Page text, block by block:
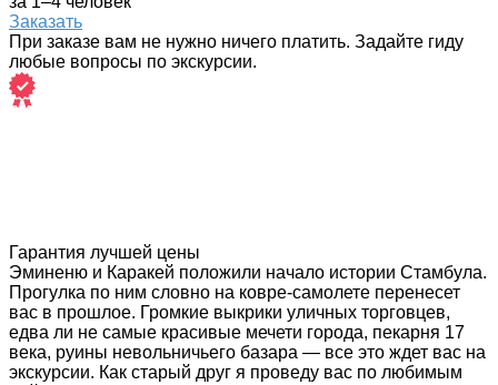
Заказать
При заказе вам не нужно ничего платить. Задайте гиду
любые вопросы по экскурсии.
Гарантия лучшей цены
Эминеню и Каракей положили начало истории Стамбула.
Прогулка по ним словно на ковре-самолете перенесет
вас в прошлое. Громкие выкрики уличных торговцев,
едва ли не самые красивые мечети города, пекарня 17
века, руины невольничьего базара — все это ждет вас на
экскурсии. Как старый друг я проведу вас по любимым